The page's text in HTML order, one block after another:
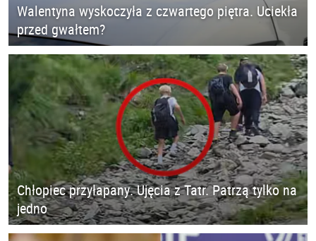
Walentyna wyskoczyła z czwartego piętra. Uciekła
przed gwałtem?
Chłopiec przyłapany. Ujęcia z Tatr. Patrzą tylko na
jedno